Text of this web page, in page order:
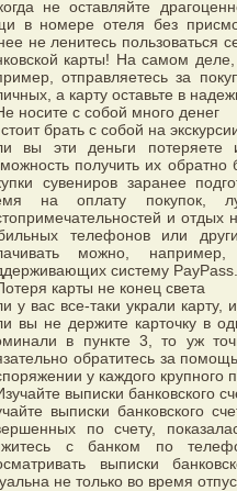
не оставляйте
в номере отеля без
не ленитесь пользоваться
карты! На самом
отправляетесь за
а карту оставьте в
носите с собой много денег
брать с собой на
вы эти деньги
получить их
сувениров заранее
на оплату покупок,
и отдых
телефонов или
можно,
систему PayPass.
карты не конец света
у вас все-таки украли
вы не держите карточку в
в пункте 3, то уж
обратитесь за
у каждого крупного
выписки банковского
выписки банковского
по счету,
с банком по
выписки
не только во время